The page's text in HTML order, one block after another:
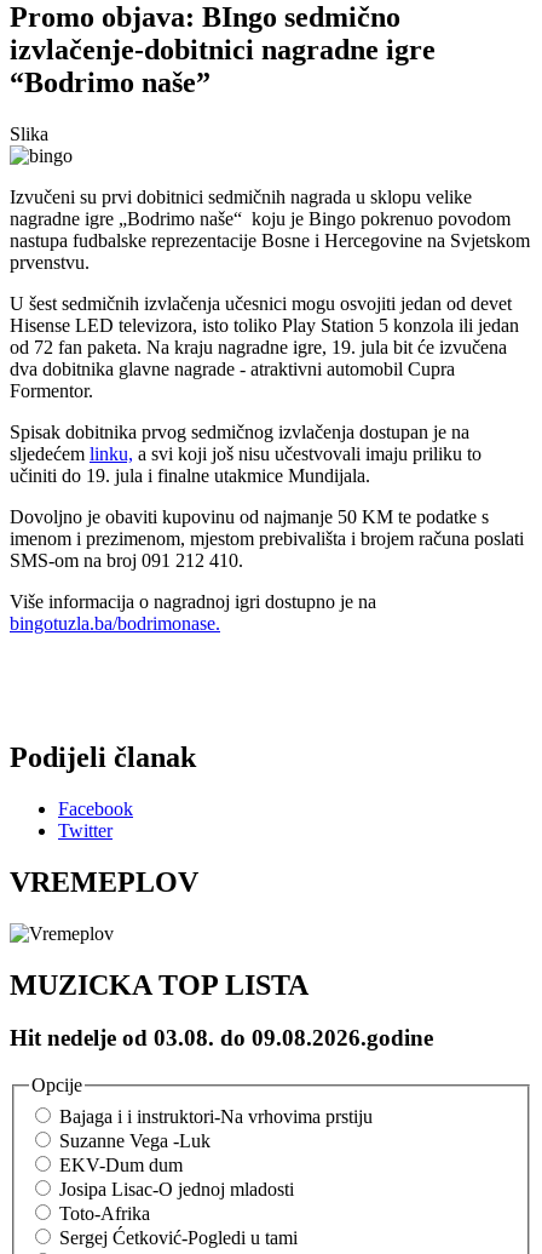
Promo objava: BIngo sedmično
izvlačenje-dobitnici nagradne igre
“Bodrimo naše”
Slika
Izvučeni su prvi dobitnici sedmičnih nagrada u sklopu velike
nagradne igre „Bodrimo naše“ koju je Bingo pokrenuo povodom
nastupa fudbalske reprezentacije Bosne i Hercegovine na Svjetskom
prvenstvu.
U šest sedmičnih izvlačenja učesnici mogu osvojiti jedan od devet
Hisense LED televizora, isto toliko Play Station 5 konzola ili jedan
od 72 fan paketa. Na kraju nagradne igre, 19. jula bit će izvučena
dva dobitnika glavne nagrade - atraktivni automobil Cupra
Formentor.
Spisak dobitnika prvog sedmičnog izvlačenja dostupan je na
sljedećem linku, a svi koji još nisu učestvovali imaju priliku to
učiniti do 19. jula i finalne utakmice Mundijala.
Dovoljno je obaviti kupovinu od najmanje 50 KM te podatke s
imenom i prezimenom, mjestom prebivališta i brojem računa poslati
SMS-om na broj 091 212 410.
Više informacija o nagradnoj igri dostupno je na
bingotuzla.ba/bodrimonase.
Podijeli članak
Facebook
Twitter
VREMEPLOV
MUZICKA TOP LISTA
Hit nedelje od 03.08. do 09.08.2026.godine
Opcije
Bajaga i i instruktori-Na vrhovima prstiju
Suzanne Vega -Luk
EKV-Dum dum
Josipa Lisac-O jednoj mladosti
Toto-Afrika
Sergej Ćetković-Pogledi u tami